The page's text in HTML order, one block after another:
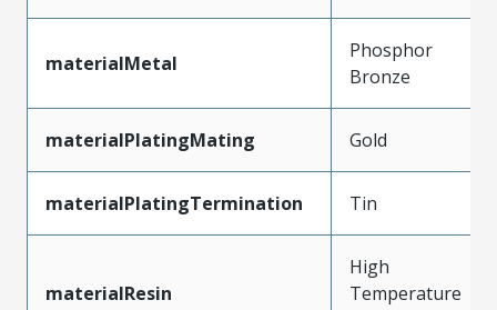
materialMetal
Phosphor
Bronze
materialPlatingMating Gold
materialPlatingTermination Tin
materialResin
High
Temperature